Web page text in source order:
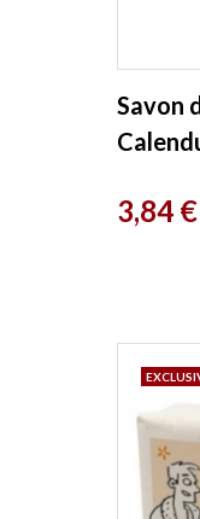
Savon
Prix
3,84 €